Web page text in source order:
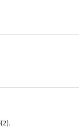
(2).